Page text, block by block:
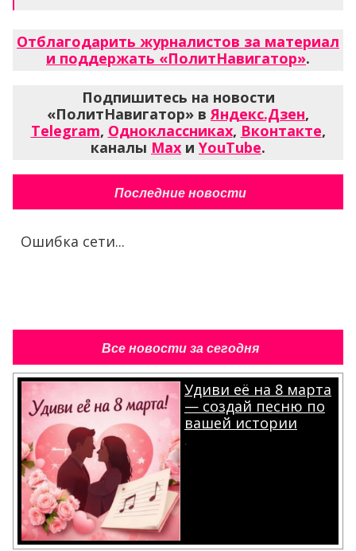
Отблагодарить журналистов за материал
и поддержать «ПолитНавигатор».
Подпишитесь на новости
«ПолитНавигатор» вЯндекс.Дзен,
Telegram, Одноклассниках, Вконтакте,
каналы Max и YouTube.
Последние новости
Ошибка сети...
Все новости за сегодня
Удиви её на 8 марта
— создай песню по
вашей истории
.